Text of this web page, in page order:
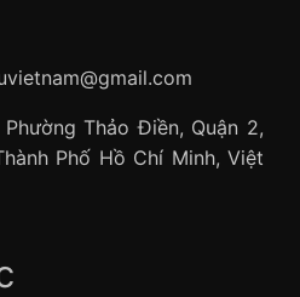
Thảo Điền, Quận 2,
Phố Hồ Chí Minh, Việt